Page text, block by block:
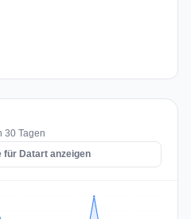
30 Tagen
Datart anzeigen